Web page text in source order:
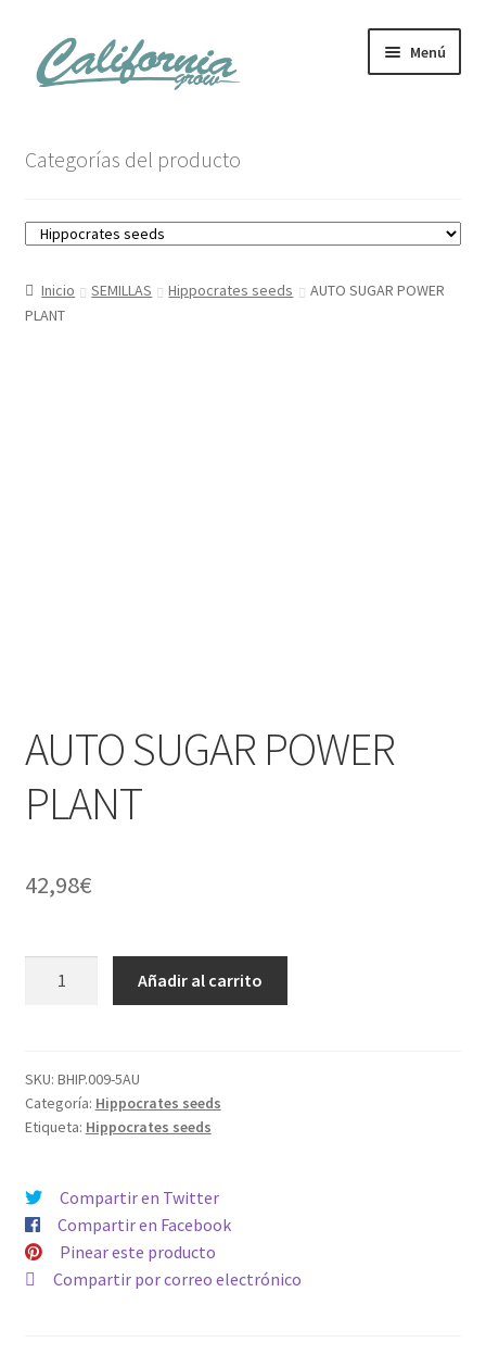
al
contenido
Menú
Carrito
Mi cuenta
Categorías del producto
Inicio SEMILLAS Hippocrates seeds
AUTO SUGAR POWER
PLANT
AUTO SUGAR POWER
PLANT
42,98€
cantidad
Añadir al carrito
SKU: BHIP.009-5AU
Categoría: Hippocrates seeds
Etiqueta: Hippocrates seeds
Compartir en Twitter
Compartir en Facebook
Pinear este producto
Compartir por correo electrónico